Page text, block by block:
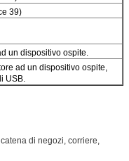
39)
un dispositivo ospite.
ad un dispositivo ospite,
USB.
di negozi, corriere,